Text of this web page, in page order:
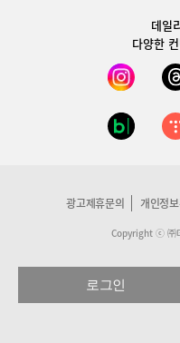
데일
다양한
광고제휴문의 개인정
Copyright ⓒ ㈜
로그인